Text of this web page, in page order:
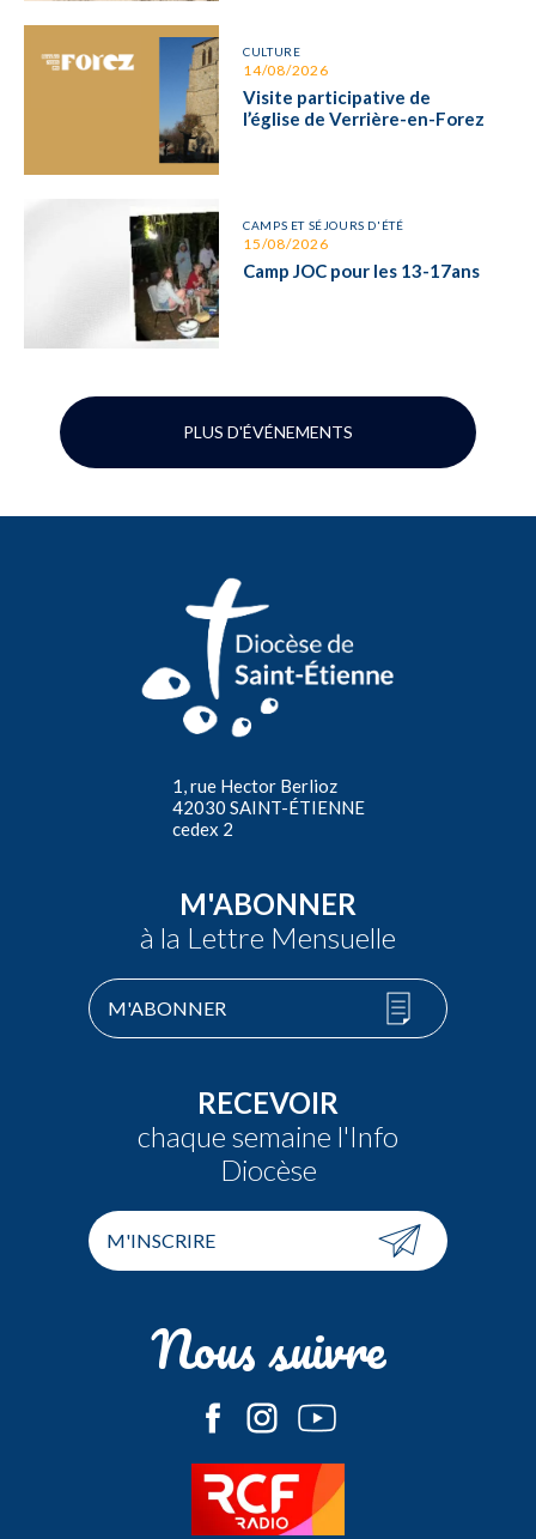
PLUS D'ÉVÉNEMENTS
CULTURE
14/08/2026
Visite participative de
l’église de Verrière-en-Forez
CAMPS ET SÉJOURS D'ÉTÉ
15/08/2026
Camp JOC pour les 13-17ans
1, rue Hector Berlioz
42030 SAINT-ÉTIENNE
cedex 2
M'ABONNER
à la Lettre Mensuelle
M'ABONNER
RECEVOIR
chaque semaine l'Info
Diocèse
M'INSCRIRE
Nous suivre